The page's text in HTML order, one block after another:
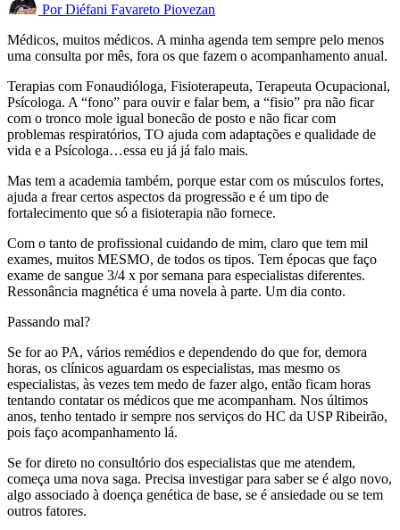
Por Diéfani Favareto Piovezan
Médicos, muitos médicos. A minha agenda tem sempre pelo menos
uma consulta por mês, fora os que fazem o acompanhamento anual.
Terapias com Fonaudióloga, Fisioterapeuta, Terapeuta Ocupacional,
Psícologa. A “fono” para ouvir e falar bem, a “fisio” pra não ficar
com o tronco mole igual bonecão de posto e não ficar com
problemas respiratórios, TO ajuda com adaptações e qualidade de
vida e a Psícologa…essa eu já já falo mais.
Mas tem a academia também, porque estar com os músculos fortes,
ajuda a frear certos aspectos da progressão e é um tipo de
fortalecimento que só a fisioterapia não fornece.
Com o tanto de profissional cuidando de mim, claro que tem mil
exames, muitos MESMO, de todos os tipos. Tem épocas que faço
exame de sangue 3/4 x por semana para especialistas diferentes.
Ressonância magnética é uma novela à parte. Um dia conto.
Passando mal?
Se for ao PA, vários remédios e dependendo do que for, demora
horas, os clínicos aguardam os especialistas, mas mesmo os
especialistas, às vezes tem medo de fazer algo, então ficam horas
tentando contatar os médicos que me acompanham. Nos últimos
anos, tenho tentado ir sempre nos serviços do HC da USP Ribeirão,
pois faço acompanhamento lá.
Se for direto no consultório dos especialistas que me atendem,
começa uma nova saga. Precisa investigar para saber se é algo novo,
algo associado à doença genética de base, se é ansiedade ou se tem
outros fatores.